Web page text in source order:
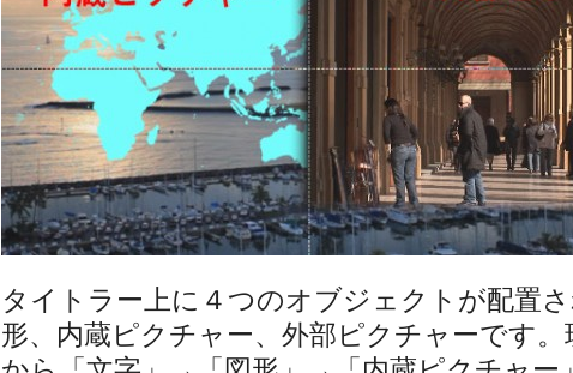
タイトラー上に４つのオブジェクトが配置
形、内蔵ピクチャー、外部ピクチャーです